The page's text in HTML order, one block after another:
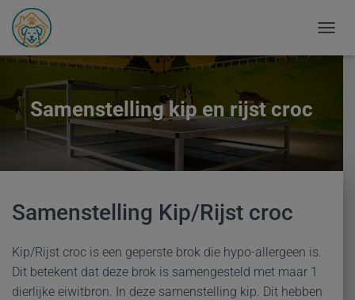
O
Samenstelling kip en rijst croc
Samenstelling Kip/Rijst croc
Kip/Rijst croc is een geperste brok die hypo-allergeen is.
Dit betekent dat deze brok is samengesteld met maar 1
dierlijke eiwitbron. In deze samenstelling kip. Dit hebben